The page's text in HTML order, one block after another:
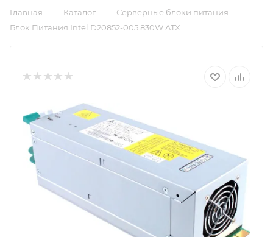
Главная — Каталог — Серверные блоки питания —
Блок Питания Intel D20852-005 830W ATX